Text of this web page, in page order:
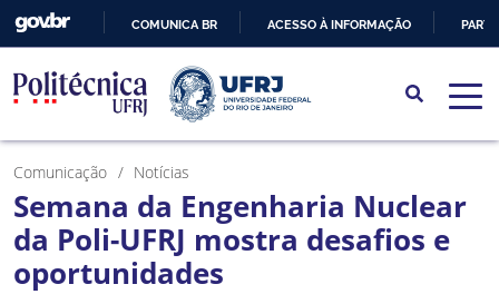
PARA
O
CONTEÚDO
COMUNICA BR ACESSO À INFORMAÇÃO
Comunicação Notícias
Semana da Engenharia Nuclear
da Poli-UFRJ mostra desafios e
oportunidades